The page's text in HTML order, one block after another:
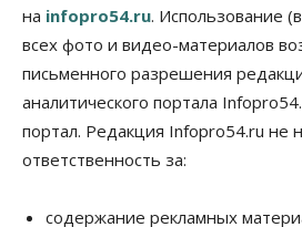
07 Августа 2026, 11:30
Общество
Деньгами будут
школах Новосибирской
инициативное
07 Августа 2026, 11:00
заключили под стражу
на infopro54.ru. Использование
всех фото и видео-материалов
письменного разрешения
аналитического портала
портал. Редакция Infopro54.ru не
ответственность за:
содержание рекламных